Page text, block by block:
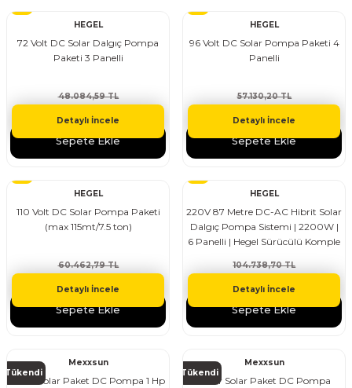
HEGEL
72 Volt DC Solar Dalgıç Pompa
Paketi 3 Panelli
48.084,59 TL
Detaylı İncele
Sepete Ekle
HEGEL
96 Volt DC Solar Pompa Paketi 4
Panelli
57.130,20 TL
Detaylı İncele
Sepete Ekle
HEGEL
110 Volt DC Solar Pompa Paketi
(max 115mt/7.5 ton)
60.462,79 TL
Detaylı İncele
Sepete Ekle
HEGEL
220V 87 Metre DC-AC Hibrit Solar
Dalgıç Pompa Sistemi | 2200W |
6 Panelli | Hegel Sürücülü Komple
104.738,70 TL
Detaylı İncele
Sepete Ekle
Tükendi
Mexxsun
Hazır Solar Paket DC Pompa 1 Hp
Tükendi
Mexxsun
Hazır Solar Paket DC Pompa